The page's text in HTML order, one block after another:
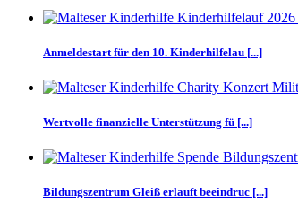
Anmeldestart für den 10. Kinderhilfelau [...]
Wertvolle finanzielle Unterstützung fü [...]
Bildungszentrum Gleiß erlauft beeindruc [...]